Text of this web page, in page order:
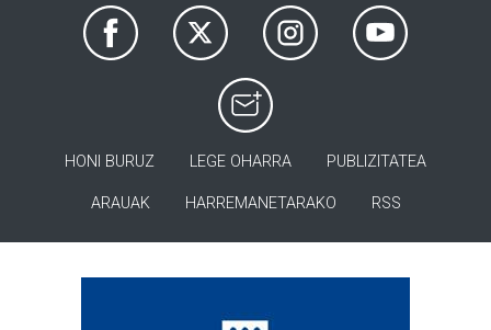
HONI BURUZ LEGE OHARRA PUBLIZITATEA
ARAUAK HARREMANETARAKO RSS